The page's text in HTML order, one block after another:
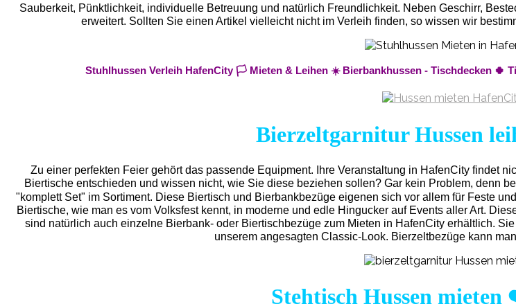
Sauberkeit, Pünktlichkeit, individuelle Betreuung und natürlich Freundlichkeit. Neben Geschirr,
erweitert. Sollten Sie einen Artikel vielleicht nicht im Verleih finden, so wissen wir
Stuhlhussen Verleih HafenCity 🏳️ Mieten & Leihen ☀️ Bierbankhussen - Tischdecken 🍀
Bierzeltgarnitur Hussen
Zu einer perfekten Feier gehört das passende Equipment.
Ihre Veranstaltung in HafenCity findet
Biertische entschieden und wissen nicht, wie Sie diese beziehen sollen? Gar kein Problem, denn
"komplett Set" im Sortiment. Diese Biertisch und Bierbankbezüge eigenen sich vor allem für Feste
Biertische, wie man es vom Volksfest kennt, in moderne und edle Hingucker auf Events aller Art.
sind natürlich auch einzelne Bierbank- oder Biertischbezüge zum Mieten in HafenCity erhältlich.
unserem angesagten Classic-Look. Bierzeltbezüge kann
Stehtisch Hussen mieten